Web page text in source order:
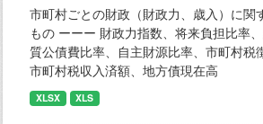
市町村ごとの財政（財政力、歳入）に関
もの ーーー 財政力指数、将来負担比率
質公債費比率、自主財源比率、市町村税
市町村税収入済額、地方債現在高
XLSX XLS